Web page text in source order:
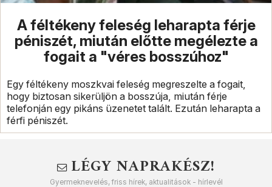
A féltékeny feleség leharapta férje
péniszét, miután előtte megélezte a
fogait a "véres bosszúhoz"
Egy féltékeny moszkvai feleség megreszelte a fogait,
hogy biztosan sikerüljön a bosszúja, miután férje
telefonján egy pikáns üzenetet talált. Ezután leharapta a
férfi péniszét.
LÉGY NAPRAKÉSZ!
Gyermeknevelés, friss hírek, aktualitások - hírlevél